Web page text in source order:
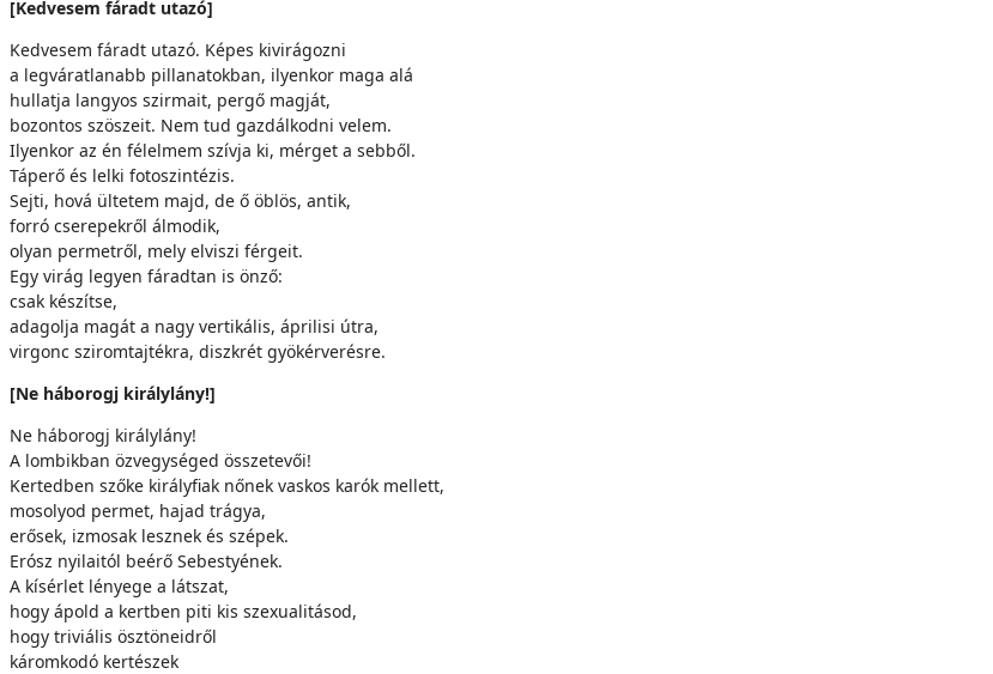
[Kedvesem fáradt utazó]
Kedvesem fáradt utazó. Képes kivirágozni
a legváratlanabb pillanatokban, ilyenkor maga alá
hullatja langyos szirmait, pergő magját,
bozontos szöszeit. Nem tud gazdálkodni velem.
Ilyenkor az én félelmem szívja ki, mérget a sebből.
Táperő és lelki fotoszintézis.
Sejti, hová ültetem majd, de ő öblös, antik,
forró cserepekről álmodik,
olyan permetről, mely elviszi férgeit.
Egy virág legyen fáradtan is önző:
csak készítse,
adagolja magát a nagy vertikális, áprilisi útra,
virgonc sziromtajtékra, diszkrét gyökérverésre.
[Ne háborogj királylány!]
Ne háborogj királylány!
A lombikban özvegységed összetevői!
Kertedben szőke királyfiak nőnek vaskos karók mellett,
mosolyod permet, hajad trágya,
erősek, izmosak lesznek és szépek.
Erósz nyilaitól beérő Sebestyének.
A kísérlet lényege a látszat,
hogy ápold a kertben piti kis szexualitásod,
hogy triviális ösztöneidről
káromkodó kertészek